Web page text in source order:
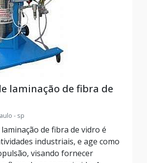
laminação de fibra de
- sp
de fibra de vidro é
industriais, e age como
visando fornecer